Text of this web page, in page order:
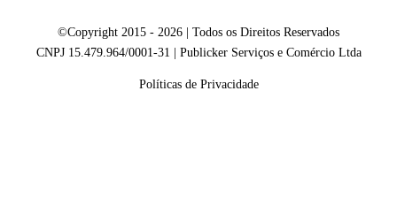
©Copyright 2015 - 2026 | Todos os Direitos Reservados
CNPJ 15.479.964/0001-31 | Publicker Serviços e Comércio Ltda
Políticas de Privacidade